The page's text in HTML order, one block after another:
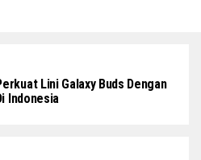
Lini Galaxy Buds Dengan
Indonesia